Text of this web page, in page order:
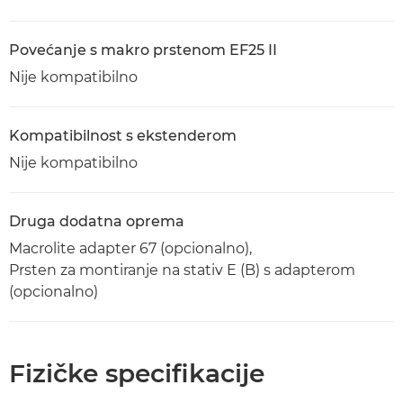
Povećanje s makro prstenom EF25 II
Nije kompatibilno
Kompatibilnost s ekstenderom
Nije kompatibilno
Druga dodatna oprema
Macrolite adapter 67 (opcionalno),
Prsten za montiranje na stativ E (B) s adapterom
(opcionalno)
Fizičke specifikacije